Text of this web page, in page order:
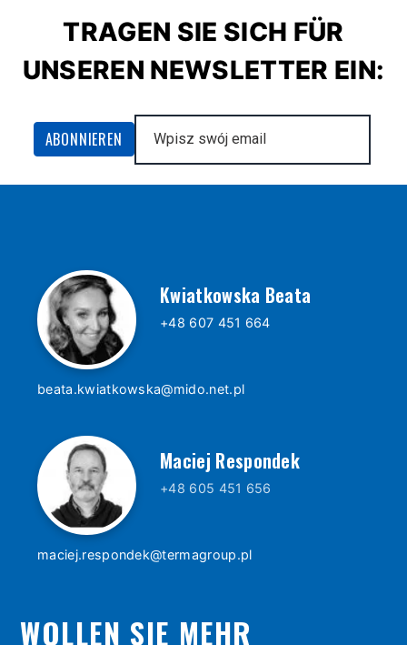
TRAGEN SIE SICH FÜR
UNSEREN NEWSLETTER EIN:
Kwiatkowska Beata
+48 607 451 664
beata.kwiatkowska@mido.net.pl
Maciej Respondek
+48 605 451 656
maciej.respondek@termagroup.pl
WOLLEN SIE MEHR